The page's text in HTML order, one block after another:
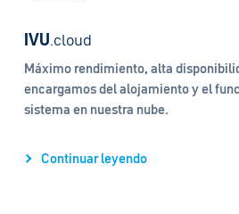
IVU.cloud
Máximo rendimiento, alta
encargamos del alojamiento y el
sistema en nuestra nube.
Continuar leyendo